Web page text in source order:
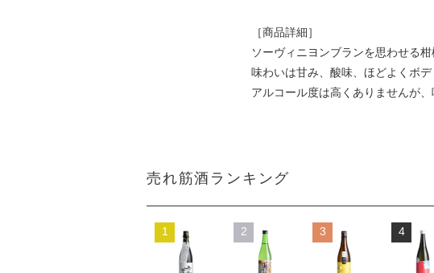
［商品詳細］
ソーヴィニヨンブランを思わせる柑
味わいは甘み、酸味、ほどよくボデ
アルコール度は高くありませんが
売れ筋酒ランキング
1 2 3 4